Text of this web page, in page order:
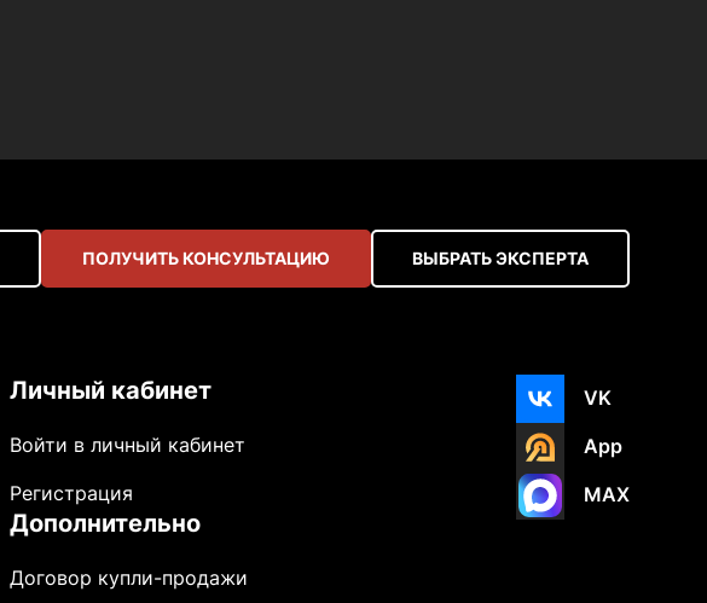
ПОЛУЧИТЬ КОНСУЛЬТАЦИЮ ВЫБРАТЬ ЭКСПЕРТА
Личный кабинет
Войти в личный кабинет
Регистрация
Дополнительно
Договор купли-продажи
VK
App
MAX